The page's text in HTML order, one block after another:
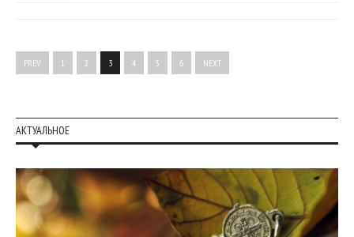
PREV 1 2 3 4 5 6 NEXT
АКТУАЛЬНОЕ